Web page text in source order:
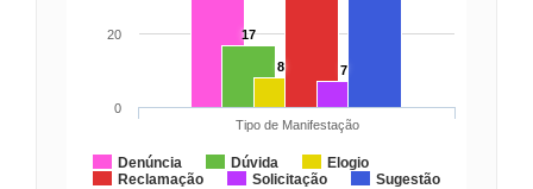
17
8 7
Denúncia Dúvida
Elogio
Reclamação
Solicitação Sugestão
Tipo de Manifestação
0
20